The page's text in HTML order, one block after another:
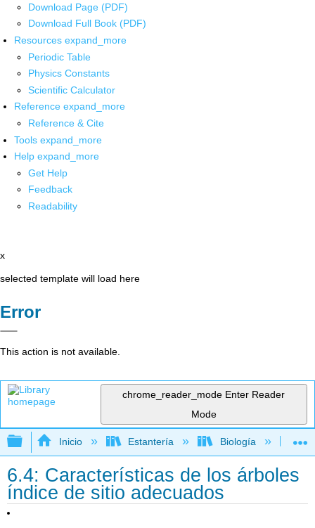
Download Page (PDF)
Download Full Book (PDF)
Resources expand_more
Periodic Table
Physics Constants
Scientific Calculator
Reference expand_more
Reference & Cite
Tools expand_more
Help expand_more
Get Help
Feedback
Readability
x
selected template will load here
Error
This action is not available.
chrome_reader_mode Enter Reader
Mode
Expandir/contraer jerarquía global
Inicio Estantería Biología
6.4: Características de los árboles
índice de sitio adecuados